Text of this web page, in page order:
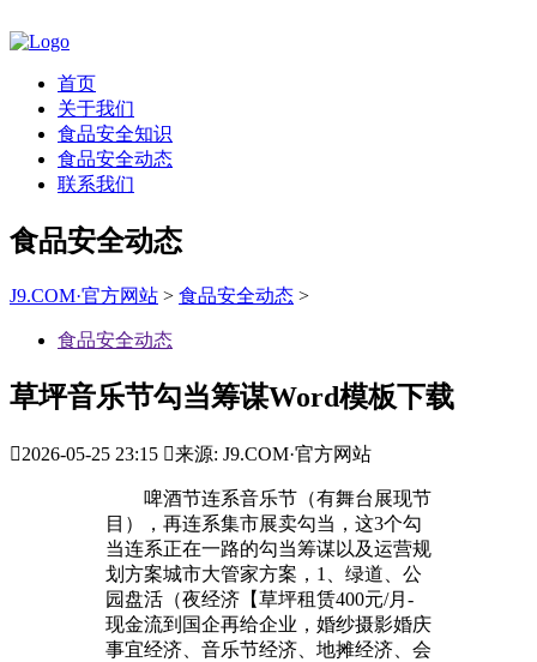
首页
关于我们
食品安全知识
食品安全动态
联系我们
食品安全动态
J9.COM·官方网站 > 食品安全动态 >
食品安全动态
草坪音乐节勾当筹谋Word模板下载
2026-05-25 23:15 来源: J9.COM·官方网站
啤酒节连系音乐节（有舞台展现节
目），再连系集市展卖勾当，这3个勾
当连系正在一路的勾当筹谋以及运营规
划方案城市大管家方案，1、绿道、公
园盘活（夜经济【草坪租赁400元/月-
现金流到国企再给企业，婚纱摄影婚庆
事宜经济、音乐节经济、地摊经济、会